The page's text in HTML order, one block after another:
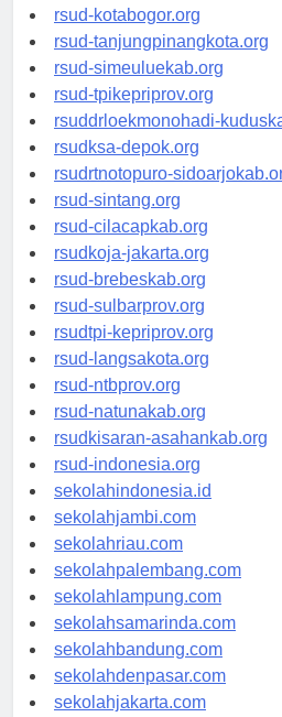
rsud-kotabogor.org
rsud-tanjungpinangkota.org
rsud-simeuluekab.org
rsud-tpikepriprov.org
rsuddrloekmonohadi-
rsudksa-depok.org
rsudrtnotopuro-
rsud-sintang.org
rsud-cilacapkab.org
rsudkoja-jakarta.org
rsud-brebeskab.org
rsud-sulbarprov.org
rsudtpi-kepriprov.org
rsud-langsakota.org
rsud-ntbprov.org
rsud-natunakab.org
rsudkisaran-asahankab.org
rsud-indonesia.org
sekolahindonesia.id
sekolahjambi.com
sekolahriau.com
sekolahpalembang.com
sekolahlampung.com
sekolahsamarinda.com
sekolahbandung.com
sekolahdenpasar.com
sekolahjakarta.com